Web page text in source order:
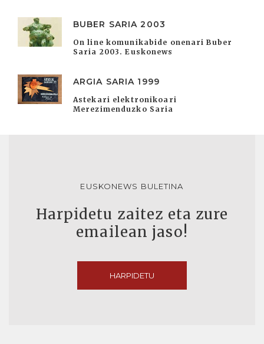
BUBER SARIA 2003
On line komunikabide onenari Buber
Saria 2003. Euskonews
ARGIA SARIA 1999
Astekari elektronikoari
Merezimenduzko Saria
EUSKONEWS BULETINA
Harpidetu zaitez eta zure
emailean jaso!
HARPIDETU